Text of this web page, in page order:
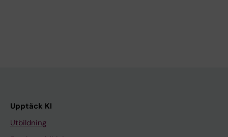
Upptäck KI
Utbildning